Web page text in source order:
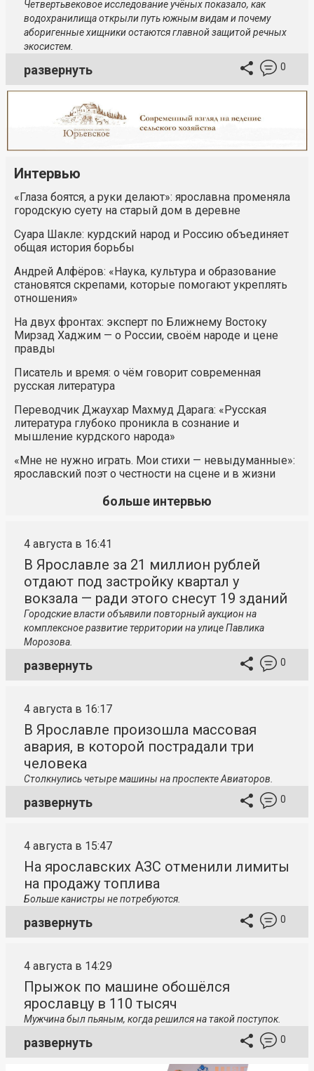
Четвертьвековое исследование учёных показало, как
водохранилища открыли путь южным видам и почему
аборигенные хищники остаются главной защитой речных
экосистем.
развернуть 0
Интервью
«Глаза боятся, а руки делают»: ярославна променяла
городскую суету на старый дом в деревне
Суара Шакле: курдский народ и Россию объединяет
общая история борьбы
Андрей Алфёров: «Наука, культура и образование
становятся скрепами, которые помогают укреплять
отношения»
На двух фронтах: эксперт по Ближнему Востоку
Мирзад Хаджим — о России, своём народе и цене
правды
Писатель и время: о чём говорит современная
русская литература
Переводчик Джаухар Махмуд Дарага: «Русская
литература глубоко проникла в сознание и
мышление курдского народа»
«Мне не нужно играть. Мои стихи — невыдуманные»:
ярославский поэт о честности на сцене и в жизни
больше интервью
4 августа в 16:41
В Ярославле за 21 миллион рублей
отдают под застройку квартал у
вокзала — ради этого снесут 19 зданий
Городские власти объявили повторный аукцион на
комплексное развитие территории на улице Павлика
Морозова.
развернуть 0
4 августа в 16:17
В Ярославле произошла массовая
авария, в которой пострадали три
человека
Столкнулись четыре машины на проспекте Авиаторов.
развернуть 0
4 августа в 15:47
На ярославских АЗС отменили лимиты
на продажу топлива
Больше канистры не потребуются.
развернуть 0
4 августа в 14:29
Прыжок по машине обошёлся
ярославцу в 110 тысяч
Мужчина был пьяным, когда решился на такой поступок.
развернуть 0